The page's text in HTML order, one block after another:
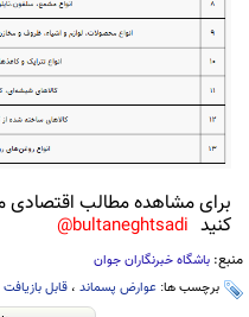
برای مشاهده مطالب اقتصادی
کنید bultaneghtsadi@
منبع: باشگاه خبرنگاران جوان
برچسب ها: عوارض پسماند ، قابل بازیافت